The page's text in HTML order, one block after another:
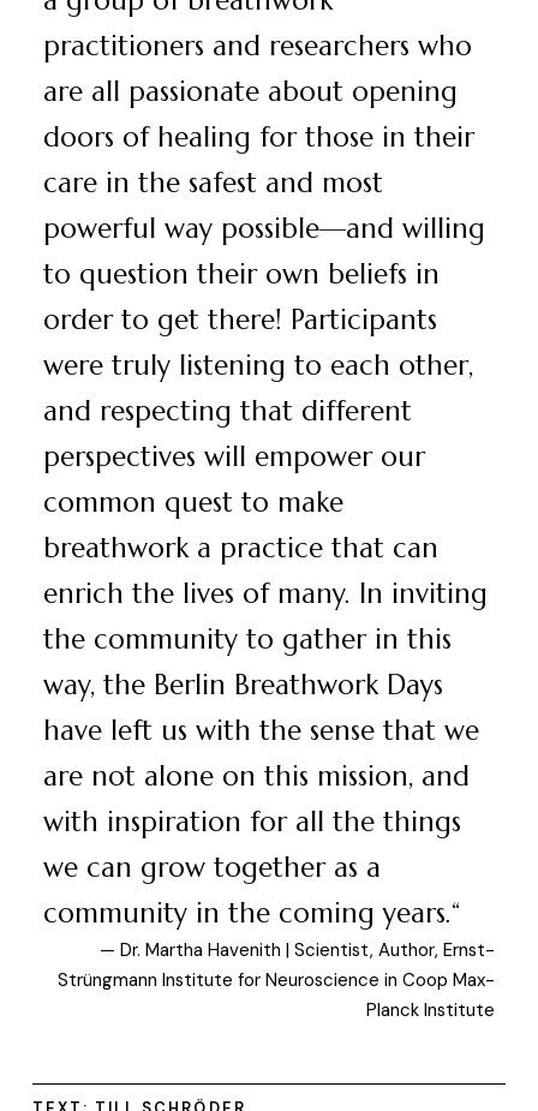
practitioners and researchers who
are all passionate about opening
doors of healing for those in their
care in the safest and most
powerful way possible—and willing
to question their own beliefs in
order to get there! Participants
were truly listening to each other,
and respecting that different
perspectives will empower our
common quest to make
breathwork a practice that can
enrich the lives of many. In inviting
the community to gather in this
way, the Berlin Breathwork Days
have left us with the sense that we
are not alone on this mission, and
with inspiration for all the things
we can grow together as a
community in the coming years.“
— Dr. Martha Havenith | Scientist, Author, Ernst-
Strüngmann Institute for Neuroscience in Coop Max-
Planck Institute